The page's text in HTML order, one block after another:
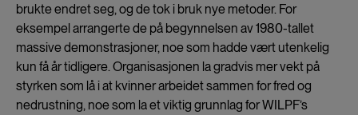
brukte endret seg, og de tok i bruk nye metoder. For
eksempel arrangerte de på begynnelsen av 1980-tallet
massive demonstrasjoner, noe som hadde vært utenkelig
kun få år tidligere. Organisasjonen la gradvis mer vekt på
styrken som lå i at kvinner arbeidet sammen for fred og
nedrustning, noe som la et viktig grunnlag for WILPF’s